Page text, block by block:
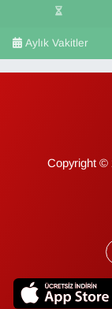
Aylık Vakitler
Copyright ©